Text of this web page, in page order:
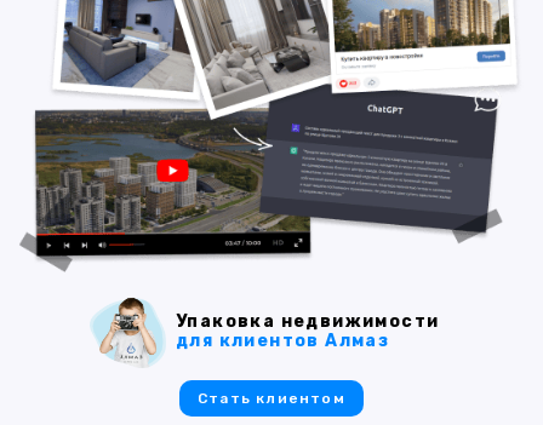
Упаковка недвижимости
для клиентов Алмаз
Стать клиентом